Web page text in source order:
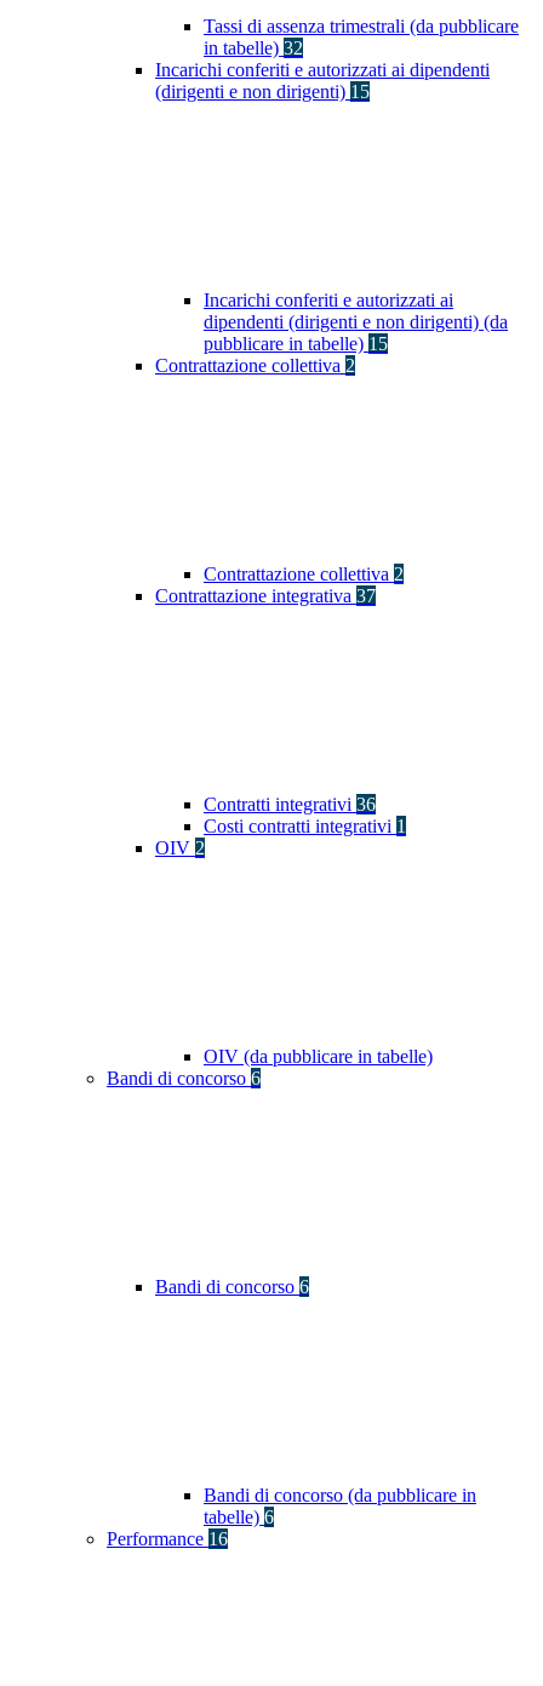
Tassi di assenza trimestrali (da pubblicare
in tabelle) 32
Incarichi conferiti e autorizzati ai dipendenti
(dirigenti e non dirigenti) 15
Incarichi conferiti e autorizzati ai
dipendenti (dirigenti e non dirigenti) (da
pubblicare in tabelle) 15
Contrattazione collettiva 2
Contrattazione collettiva 2
Contrattazione integrativa 37
Contratti integrativi 36
Costi contratti integrativi 1
OIV 2
OIV (da pubblicare in tabelle)
Bandi di concorso 6
Bandi di concorso 6
Bandi di concorso (da pubblicare in
tabelle) 6
Performance 16